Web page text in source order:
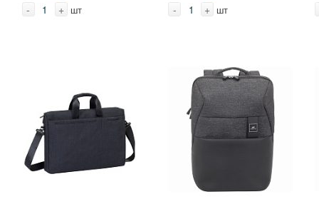
- + шт - + шт